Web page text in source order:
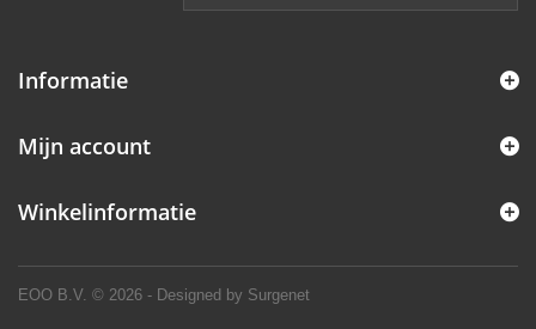
Informatie
EOO B.V. © 2026 - Designed by Surgenet
Mijn account
Winkelinformatie